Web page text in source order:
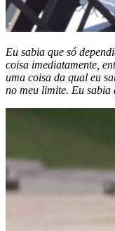
Eu sabia que só
coisa imediatamente,
uma coisa da qual eu
no meu limite. Eu sabia